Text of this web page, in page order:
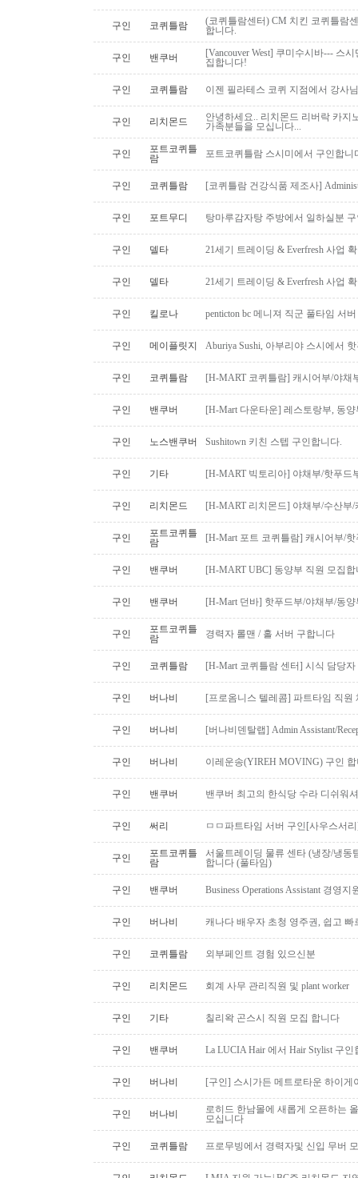
구인 코퀴틀람
(코퀴틀람센터) CM 치킨 코퀴틀람
합니다.
구인 밴쿠버
[Vancouver West] 쿠미수시바--- 스
집합니다!
구인 코퀴틀람 이젠 필라테스 코퀴 지점에서 강사
구인 리치몬드
안녕하세요.. 리치몬드 리버락 카지
가족분들을 모십니다...
구인
포트코퀴틀
람
포트코퀴틀람 스시미에서 구인합니
구인 코퀴틀람 [코퀴틀람 건강식품 제조사]
구인 포트무디 탕마루감자탕 주방에서 일하실분
구인 델타 21세기 트레이딩 & Everfresh 사업
구인 델타 21세기 트레이딩 & Everfresh 사업
구인 킬로나 penticton bc 메니져 직군 풀타임 서
구인 메이플릿지 Aburiya Sushi, 아부리야 스시에서
구인 코퀴틀람 [H-MART 코퀴틀람] 캐시어부/야채
구인 밴쿠버 [H-Mart 다운타운] 레스토랑부, 동
구인 노스밴쿠버 Sushitown 키친 스텝 구인합니다.
구인 기타 [H-MART 빅토리아] 야채부/핫푸드
구인 리치몬드 [H-MART 리치몬드] 야채부/수산부
구인
포트코퀴틀
람
[H-Mart 포트 코퀴틀람] 캐시어부/
구인 밴쿠버 [H-MART UBC] 동양부 직원 모집합
구인 밴쿠버 [H-Mart 던바] 핫푸드부/야채부/동
구인
포트코퀴틀
람
경력자 롤맨 / 홀 서버 구합니다
구인 코퀴틀람 [H-Mart 코퀴틀람 센터] 시식 담당
구인 버나비 [프로옴니스 텔레콤] 파트타임 직원
구인 버나비 [버나비덴탈랩] Admin Assistant/
구인 버나비 이레운송(YIREH MOVING) 구인
구인 밴쿠버 밴쿠버 최고의 한식당 수라 디쉬워
구인 써리 ㅁㅁ파트타임 서버 구인[사우스서
구인
포트코퀴틀
람
서울트레이딩 물류 센타 (냉장/냉동
합니다 (풀타임)
구인 밴쿠버 Business Operations Assistant 경영
구인 버나비 캐나다 배우자 초청 영주권, 쉽고 빠
구인 코퀴틀람 외부페인트 경험 있으신분
구인 리치몬드 회계 사무 관리직원 및 plant worker
구인 기타 칠리왁 곤스시 직원 모집 합니다
구인 밴쿠버 La LUCIA Hair 에서 Hair Stylist 구인
구인 버나비 [구인] 스시가든 메트로타운 하이게
구인 버나비
로히드 한남몰에 새롭게 오픈하는
모십니다
구인 코퀴틀람 프로무빙에서 경력자및 신입 무버